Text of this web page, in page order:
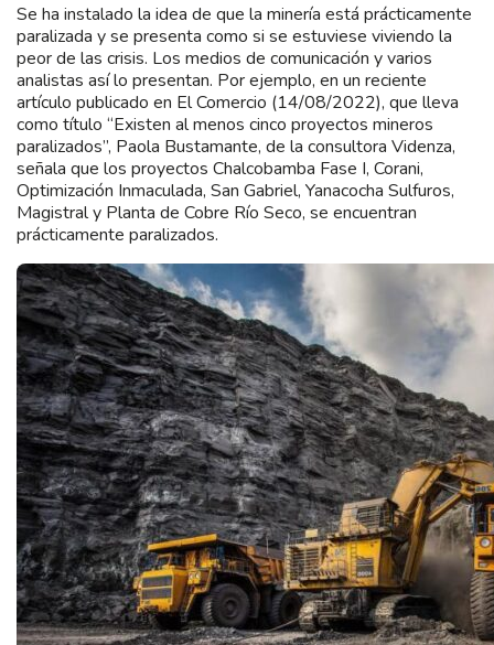
Se ha instalado la idea de que la minería está prácticamente
paralizada y se presenta como si se estuviese viviendo la
peor de las crisis. Los medios de comunicación y varios
analistas así lo presentan. Por ejemplo, en un reciente
artículo publicado en El Comercio (14/08/2022), que lleva
como título “Existen al menos cinco proyectos mineros
paralizados”, Paola Bustamante, de la consultora Videnza,
señala que los proyectos Chalcobamba Fase I, Corani,
Optimización Inmaculada, San Gabriel, Yanacocha Sulfuros,
Magistral y Planta de Cobre Río Seco, se encuentran
prácticamente paralizados.